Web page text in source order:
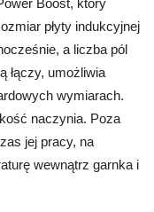
Boost, który
płyty indukcyjnej
a liczba pól
łączy, umożliwia
wymiarach.
naczynia. Poza
jej pracy, na
wewnątrz garnka i